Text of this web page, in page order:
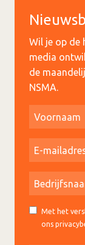
Wil je op de
media
de
NSMA.
Met het
ons